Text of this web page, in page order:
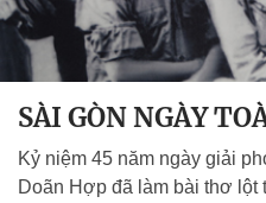
SÀI GÒN NGÀY
Kỷ niệm 45 năm ngày giải
Doãn Hợp đã làm bài thơ